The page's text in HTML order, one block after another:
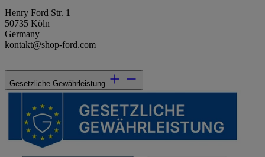
Henry Ford Str. 1
50735 Köln
Germany
kontakt@shop-ford.com
Gesetzliche Gewährleistung